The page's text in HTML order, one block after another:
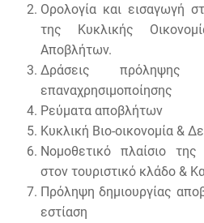
Ορολογία και εισαγωγή
της Κυκλικής
Αποβλήτων.
Δράσεις
επαναχρησιμοποίησης
Ρεύματα αποβλήτων
Κυκλική Βιο-οικονομία &
Νομοθετικό πλαίσιο της
στον τουριστικό κλάδο &
Πρόληψη δημιουργίας
εστίαση